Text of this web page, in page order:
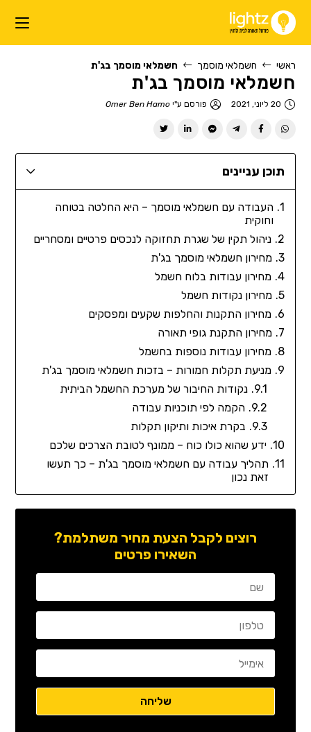
ראשי חשמלאי מוסמך חשמלאי מוסמך בג'ת
חשמלאי מוסמך בג'ת
20 ליוני, 2021 פורסם ע"יOmer Ben Hamo
תוכן עניינים
העבודה עם חשמלאי מוסמך – היא החלטה בטוחה
וחוקית
ניהול תקין של שגרת תחזוקה לנכסים פרטיים ומסחריים
מחירון חשמלאי מוסמך בג'ת
מחירון עבודות בלוח חשמל
מחירון נקודות חשמל
מחירון התקנות והחלפות שקעים ומפסקים
מחירון התקנת גופי תאורה
מחירון עבודות נוספות בחשמל
מניעת תקלות חמורות – בזכות חשמלאי מוסמך בג'ת
נקודות החיבור של מערכת החשמל הביתית
הקמה לפי תוכניות עבודה
בקרת איכות ותיקון תקלות
ידע שהוא כולו כוח – ממונף לטובת הצרכים שלכם
תהליך עבודה עם חשמלאי מוסמך בג'ת – כך תעשו
זאת נכון
רוצים לקבל הצעת מחיר משתלמת?
השאירו פרטים